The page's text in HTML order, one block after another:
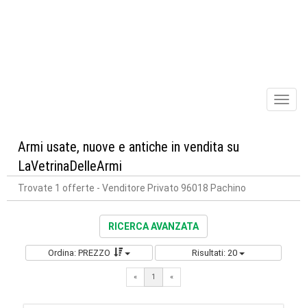
Armi usate, nuove e antiche in vendita su
LaVetrinaDelleArmi
Trovate 1 offerte - Venditore Privato 96018 Pachino
RICERCA AVANZATA
Ordina: PREZZO Risultati: 20
« 1 «